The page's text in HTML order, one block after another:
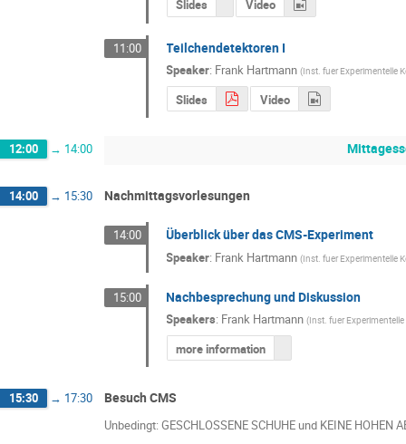
Slides Video
11:00 Teilchendetektoren I
Speaker: Frank Hartmann (Inst. fuer Experimentelle
Slides Video
12:00 → 14:00
14:00 → 15:30 Nachmittagsvorlesungen
14:00 Überblick über das CMS-Experiment
Speaker: Frank Hartmann (Inst. fuer Experimentelle
15:00 Nachbesprechung und Diskussion
Speakers: Frank Hartmann (Inst. fuer
more information
15:30 → 17:30 Besuch CMS
Unbedingt: GESCHLOSSENE SCHUHE und KEINE HOHEN